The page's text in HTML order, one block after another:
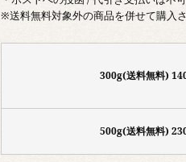
※送料無料対象外の商品を併せて購入
300g(送料無料)
500g(送料無料)